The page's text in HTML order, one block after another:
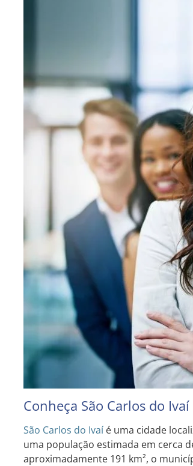
Conheça São Carlos do Ivaí
São Carlos do Ivaíé uma cidade
uma população estimada em cerca
aproximadamente 191 km², o